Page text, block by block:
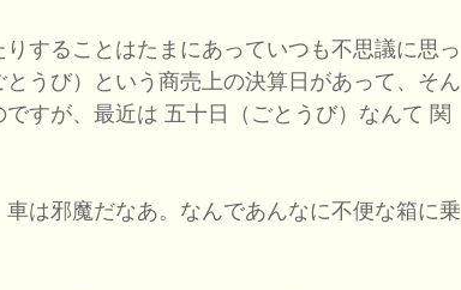
することはたまにあっていつも不思議に思っ
うび）という商売上の決算日があって、そん
すが、最近は 五十日（ごとうび）なんて 関
は邪魔だなあ。なんであんなに不便な箱に乗